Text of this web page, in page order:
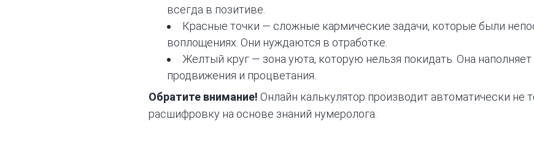
всегда в позитиве.
Красные точки — сложные кармические задачи, которые были
воплощениях. Они нуждаются в отработке.
Желтый круг — зона уюта, которую нельзя покидать. Она
продвижения и процветания.
Обратите внимание! Онлайн калькулятор производит автоматически не
расшифровку на основе знаний нумеролога.